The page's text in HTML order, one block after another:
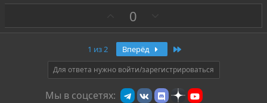
а
0
р
о
т
и
в
1 из 2 Вперёд
Для ответа нужно войти/зарегистрироваться
Мы в соцсетях: